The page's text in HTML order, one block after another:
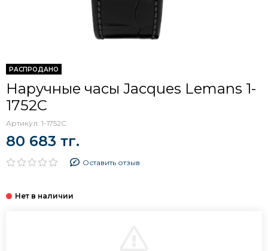
РАСПРОДАНО
Наручные часы Jacques Lemans 1-
1752C
Артикул: 1-1752C
80 683 тг.
Оставить отзыв